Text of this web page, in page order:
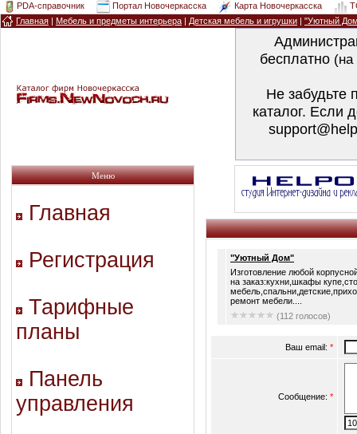
PDA-справочник Портал Новочеркасска Карта Новочеркасска
Главная | Мебель и предметы интерьера | Детская мебель и игрушки | "Уютный
бесплатно
Не забудьте
каталог. Если
Меню
Главная
Регистрация
Тарифные
планы
Панель
управления
"Уютный Дом"
Изготовление любой
на заказ:кухни,шкафы
ремонт мебели....
(112 голосов)
Ваш email: *
Сообщение: *